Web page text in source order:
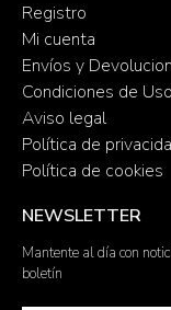
Registro
Mi cuenta
Envíos y
Condiciones de Uso
Aviso legal
Política de
Política de cookies
NEWSLETTER
Mantente al día con
boletín